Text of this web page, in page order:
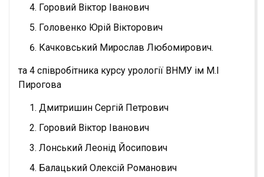
Горовий Віктор Іванович
Головенко Юрій Вікторович
Качковський Мирослав Любомирович.
та 4 співробітника курсу урології ВНМУ ім М.І
Пирогова
Дмитришин Сергій Петрович
Горовий Віктор Іванович
Лонський Леонід Йосипович
Балацький Олексій Романович